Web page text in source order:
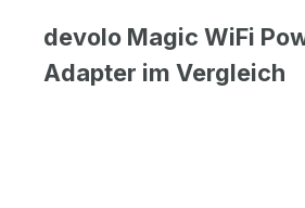
devolo Magic WiFi
Adapter im Vergleich